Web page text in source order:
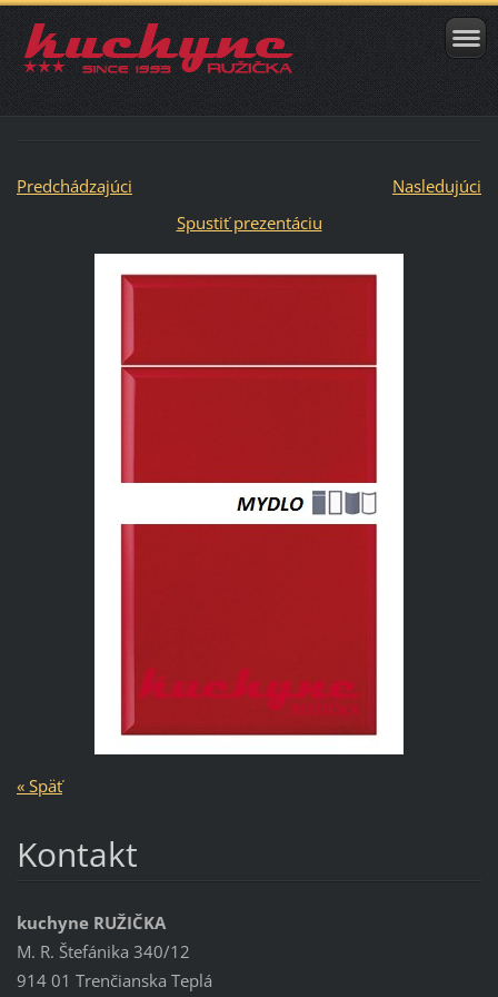
Predchádzajúci
Nasledujúci
Spustiť prezentáciu
« Späť
Kontakt
kuchyne RUŽIČKA
M. R. Štefánika 340/12
914 01 Trenčianska Teplá